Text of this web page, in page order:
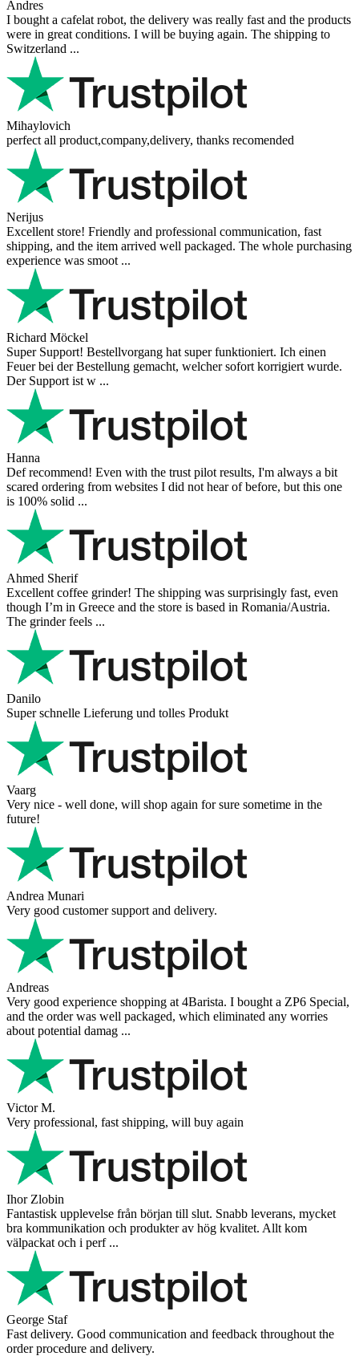
Andres
I bought a cafelat robot, the delivery was really fast and the products
were in great conditions. I will be buying again. The shipping to
Switzerland ...
Mihaylovich
perfect all product,company,delivery, thanks recomended
Nerijus
Excellent store! Friendly and professional communication, fast
shipping, and the item arrived well packaged. The whole purchasing
experience was smoot ...
Richard Möckel
Super Support! Bestellvorgang hat super funktioniert. Ich einen
Feuer bei der Bestellung gemacht, welcher sofort korrigiert wurde.
Der Support ist w ...
Hanna
Def recommend! Even with the trust pilot results, I'm always a bit
scared ordering from websites I did not hear of before, but this one
is 100% solid ...
Ahmed Sherif
Excellent coffee grinder! The shipping was surprisingly fast, even
though I’m in Greece and the store is based in Romania/Austria.
The grinder feels ...
Danilo
Super schnelle Lieferung und tolles Produkt
Vaarg
Very nice - well done, will shop again for sure sometime in the
future!
Andrea Munari
Very good customer support and delivery.
Andreas
Very good experience shopping at 4Barista. I bought a ZP6 Special,
and the order was well packaged, which eliminated any worries
about potential damag ...
Victor M.
Very professional, fast shipping, will buy again
Ihor Zlobin
Fantastisk upplevelse från början till slut. Snabb leverans, mycket
bra kommunikation och produkter av hög kvalitet. Allt kom
välpackat och i perf ...
George Staf
Fast delivery. Good communication and feedback throughout the
order procedure and delivery.